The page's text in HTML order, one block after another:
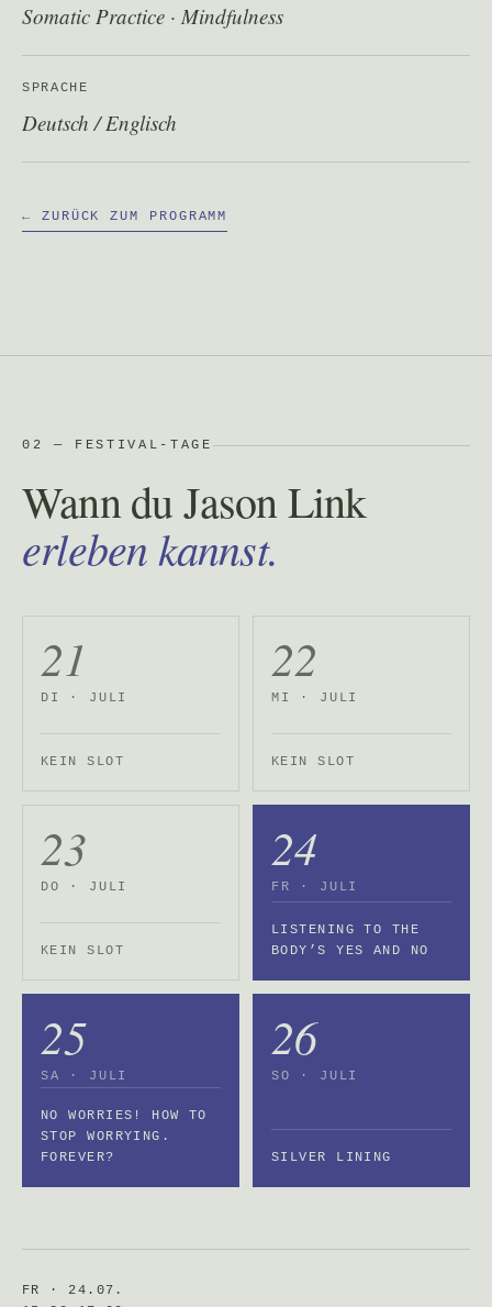
Somatic Practice · Mindfulness
SPRACHE
Deutsch / Englisch
← ZURÜCK ZUM PROGRAMM
02 — FESTIVAL-TAGE
Wann du Jason Link
erleben kannst.
21
DI · JULI
KEIN SLOT
22
MI · JULI
KEIN SLOT
23
DO · JULI
KEIN SLOT
24
FR · JULI
LISTENING TO THE
BODY’S YES AND NO
25
SA · JULI
NO WORRIES! HOW TO
STOP WORRYING.
FOREVER?
26
SO · JULI
SILVER LINING
FR · 24.07.